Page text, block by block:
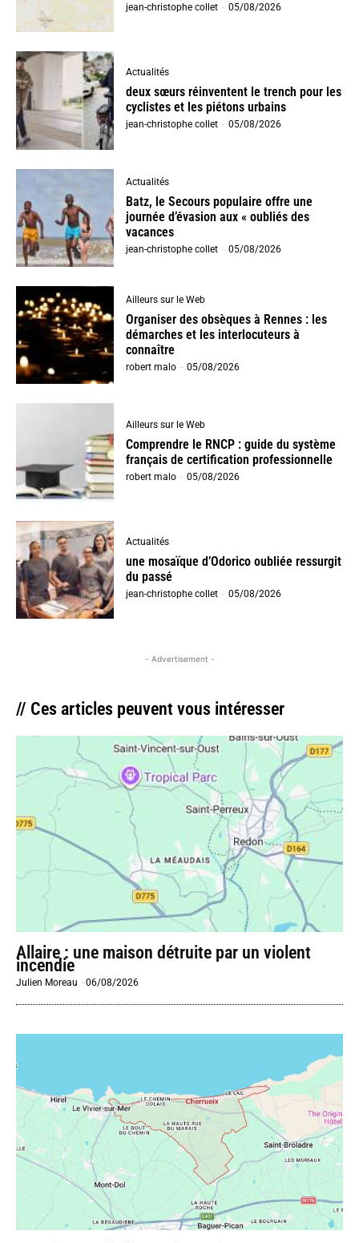
jean-christophe collet - 05/08/2026
Actualités
deux sœurs réinventent le trench pour les
cyclistes et les piétons urbains
jean-christophe collet - 05/08/2026
Actualités
Batz, le Secours populaire offre une
journée d’évasion aux « oubliés des
vacances
jean-christophe collet - 05/08/2026
Ailleurs sur le Web
Organiser des obsèques à Rennes : les
démarches et les interlocuteurs à
connaître
robert malo - 05/08/2026
Ailleurs sur le Web
Comprendre le RNCP : guide du système
français de certification professionnelle
robert malo - 05/08/2026
Actualités
une mosaïque d’Odorico oubliée ressurgit
du passé
jean-christophe collet - 05/08/2026
- Advertisement -
// Ces articles peuvent vous intéresser
Allaire : une maison détruite par un violent
incendie
Julien Moreau -06/08/2026